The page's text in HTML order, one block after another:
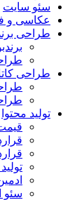
سئو سایت
عکاسی و
طراحی
طراحی
تولید محتوا
سئو